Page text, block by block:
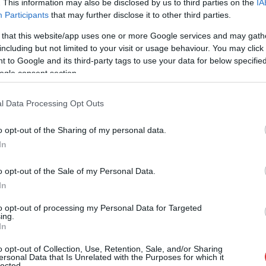
This information may also be disclosed by us to third parties on the
Participants that may further disclose it to other third parties.
that this website/app uses one or more Google services and may
but not limited to your visit or usage behaviour. You may
to Google and its third-party tags to use your data for below
consent section.
Data Processing Opt Outs
opt-out of the Sharing of my personal data.
opt-out of the Sale of my Personal Data.
opt-out of processing my Personal Data for Targeted
opt-out of Collection, Use, Retention, Sale, and/or Sharing
Data that Is Unrelated with the Purposes for which it
Súlykorlátozás miatt ha túl sok hulladék lesz
egy kukában, a szolgáltató egyszerűen nem
viszi el, csak ha még fizetünk rá. Hasonlóan
bosszantó, hogy eddig ingyenes
szolgáltatások is fizetőssé válnak bő egy hét
,mohu ,súly,szabályok, szállítás, szemét,törmelék,változás
Szolnokon